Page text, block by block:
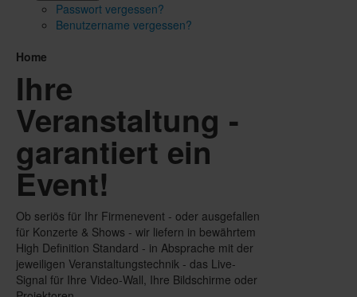
Passwort vergessen?
Benutzername vergessen?
Home
Ihre
Veranstaltung -
garantiert ein
Event!
Ob seriös für Ihr Firmenevent - oder ausgefallen
für Konzerte & Shows - wir liefern in bewährtem
High Definition Standard - in Absprache mit der
jeweiligen Veranstaltungstechnik - das Live-
Signal für Ihre Video-Wall, Ihre Bildschirme oder